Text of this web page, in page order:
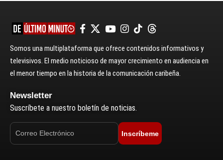
Somos una multiplataforma que ofrece contenidos informativos y
televisivos. El medio noticioso de mayor crecimiento en audiencia en
el menor tiempo en la historia de la comunicación caribeña.
Newsletter
Suscríbete a nuestro boletín de noticias.
Inscríbeme